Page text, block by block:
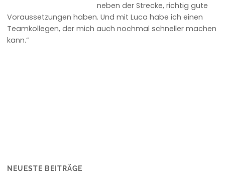
neben der Strecke, richtig gute
Voraussetzungen haben. Und mit Luca habe ich einen
Teamkollegen, der mich auch nochmal schneller machen
kann.“
NEUESTE BEITRÄGE